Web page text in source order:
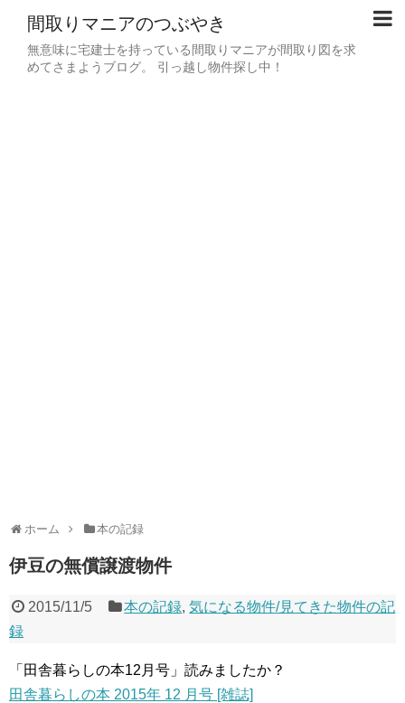
間取りマニアのつぶやき
無意味に宅建士を持っている間取りマニアが間取り図を求
めてさまようブログ。 引っ越し物件探し中！
ホーム 本の記録
伊豆の無償譲渡物件
2015/11/5 本の記録,気になる物件/見てきた物件の記
録
「田舎暮らしの本12月号」読みましたか？
田舎暮らしの本 2015年 12 月号 [雑誌]